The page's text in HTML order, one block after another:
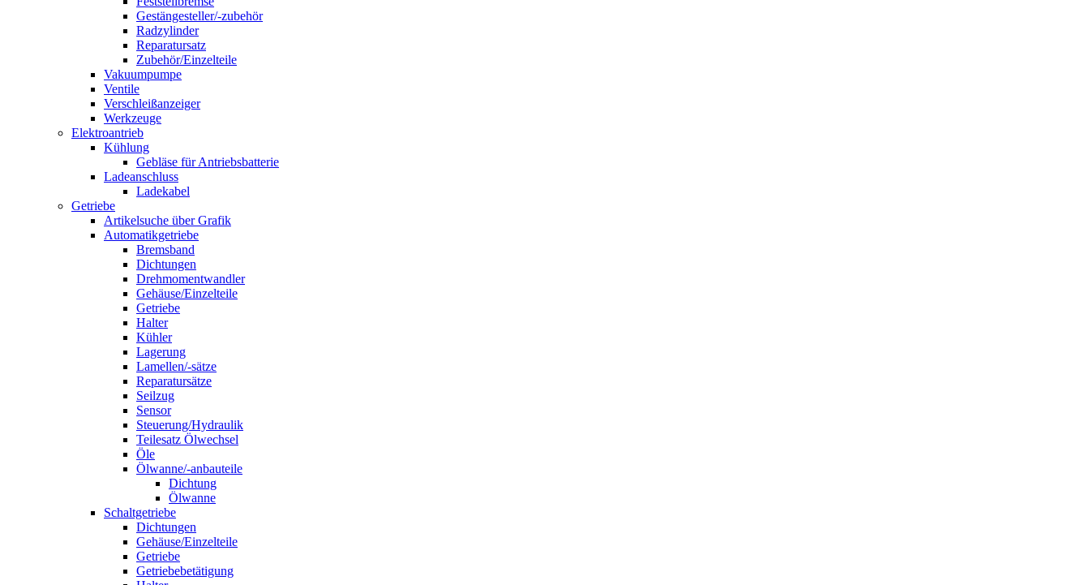
Gestängesteller/-zubehör
Radzylinder
Reparatursatz
Zubehör/Einzelteile
Vakuumpumpe
Ventile
Verschleißanzeiger
Werkzeuge
Elektroantrieb
Kühlung
Gebläse für Antriebsbatterie
Ladeanschluss
Ladekabel
Getriebe
Artikelsuche über Grafik
Automatikgetriebe
Bremsband
Dichtungen
Drehmomentwandler
Gehäuse/Einzelteile
Getriebe
Halter
Kühler
Lagerung
Lamellen/-sätze
Reparatursätze
Seilzug
Sensor
Steuerung/Hydraulik
Teilesatz Ölwechsel
Öle
Ölwanne/-anbauteile
Dichtung
Ölwanne
Schaltgetriebe
Dichtungen
Gehäuse/Einzelteile
Getriebe
Getriebebetätigung